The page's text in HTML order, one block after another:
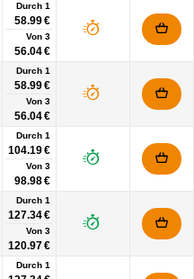
Durch 1
58.99 €
Von 3
56.04 €
Durch 1
58.99 €
Von 3
56.04 €
Durch 1
104.19 €
Von 3
98.98 €
Durch 1
127.34 €
Von 3
120.97 €
Durch 1